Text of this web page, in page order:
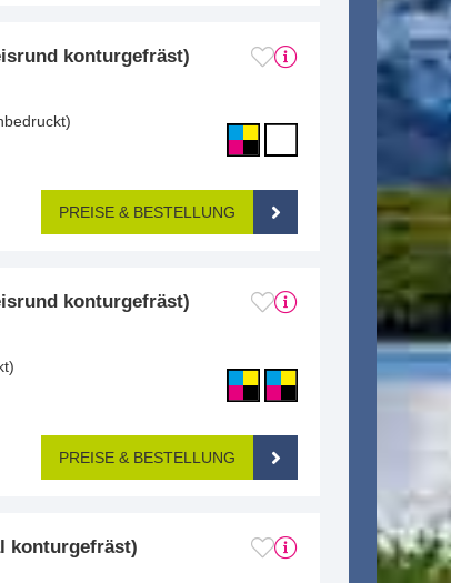
konturgefräst)
PREISE & BESTELLUNG
konturgefräst)
PREISE & BESTELLUNG
konturgefräst)